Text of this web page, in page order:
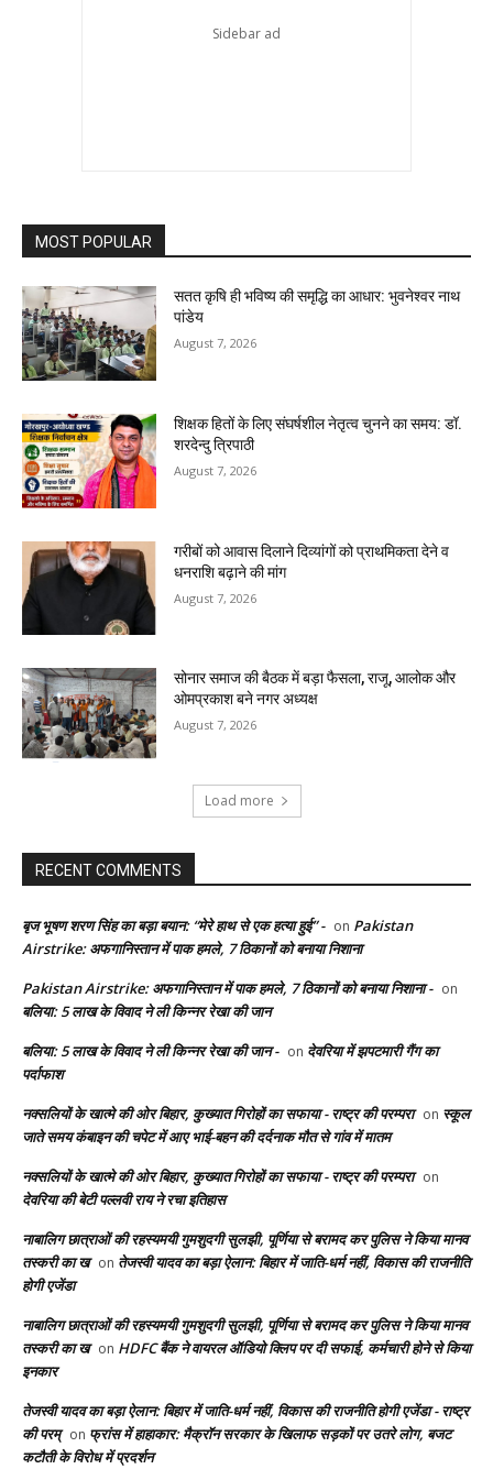
MOST POPULAR
सतत कृषि ही भविष्य की समृद्धि का आधार: भुवनेश्वर नाथ
पांडेय
August 7, 2026
शिक्षक हितों के लिए संघर्षशील नेतृत्व चुनने का समय: डॉ.
शरदेन्दु त्रिपाठी
August 7, 2026
गरीबों को आवास दिलाने दिव्यांगों को प्राथमिकता देने व
धनराशि बढ़ाने की मांग
August 7, 2026
सोनार समाज की बैठक में बड़ा फैसला, राजू, आलोक और
ओमप्रकाश बने नगर अध्यक्ष
August 7, 2026
Load more
RECENT COMMENTS
बृज भूषण शरण सिंह का बड़ा बयान: “मेरे हाथ से एक हत्या हुई” - on Pakistan
Airstrike: अफगानिस्तान में पाक हमले, 7 ठिकानों को बनाया निशाना
Pakistan Airstrike: अफगानिस्तान में पाक हमले, 7 ठिकानों को बनाया निशाना - on
बलिया: 5 लाख के विवाद ने ली किन्नर रेखा की जान
बलिया: 5 लाख के विवाद ने ली किन्नर रेखा की जान - on देवरिया में झपटमारी गैंग का
पर्दाफाश
नक्सलियों के खात्मे की ओर बिहार, कुख्यात गिरोहों का सफाया - राष्ट्र की परम्परा on स्कूल
जाते समय कंबाइन की चपेट में आए भाई-बहन की दर्दनाक मौत से गांव में मातम
नक्सलियों के खात्मे की ओर बिहार, कुख्यात गिरोहों का सफाया - राष्ट्र की परम्परा on
देवरिया की बेटी पल्लवी राय ने रचा इतिहास
नाबालिग छात्राओं की रहस्यमयी गुमशुदगी सुलझी, पूर्णिया से बरामद कर पुलिस ने किया मानव
तस्करी का ख on तेजस्वी यादव का बड़ा ऐलान: बिहार में जाति-धर्म नहीं, विकास की राजनीति
होगी एजेंडा
नाबालिग छात्राओं की रहस्यमयी गुमशुदगी सुलझी, पूर्णिया से बरामद कर पुलिस ने किया मानव
तस्करी का ख on HDFC बैंक ने वायरल ऑडियो क्लिप पर दी सफाई, कर्मचारी होने से किया
इनकार
तेजस्वी यादव का बड़ा ऐलान: बिहार में जाति-धर्म नहीं, विकास की राजनीति होगी एजेंडा - राष्ट्र
की परम् on फ्रांस में हाहाकार: मैक्रॉन सरकार के खिलाफ सड़कों पर उतरे लोग, बजट
कटौती के विरोध में प्रदर्शन